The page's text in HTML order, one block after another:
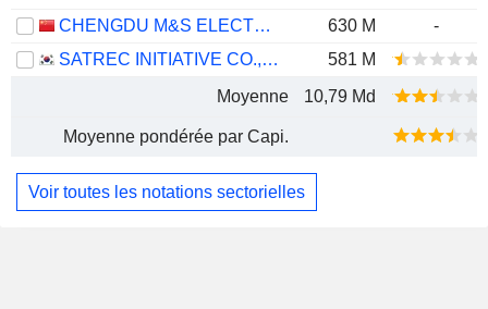
CHENGDU M&S ELECTRONICS TECHNOLOGY CO.,LTD.
630 M
-
SATREC INITIATIVE CO., LTD.
581 M
Moyenne
10,79 Md
Moyenne pondérée par Capi.
Voir toutes les notations sectorielles